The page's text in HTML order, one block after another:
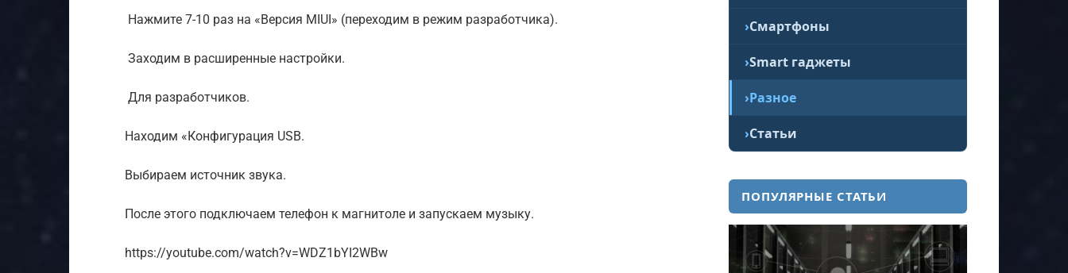
Нажмите 7-10 раз на «Версия MIUI» (переходим в режим разработчика).
Заходим в расширенные настройки.
Для разработчиков.
Находим «Конфигурация USB.
Выбираем источник звука.
После этого подключаем телефон к магнитоле и запускаем музыку.
https://youtube.com/watch?v=WDZ1bYI2WBw
Смартфоны
Smart гаджеты
Разное
Статьи
ПОПУЛЯРНЫЕ СТАТЬИ